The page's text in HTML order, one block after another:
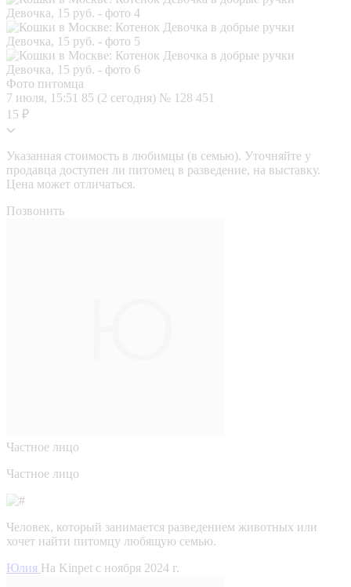
Фото питомца
7 июля, 15:51 85 (2 сегодня) № 128 451
15 ₽
Указанная стоимость в любимцы (в семью). Уточняйте у
продавца доступен ли питомец в разведение, на выставку.
Цена может отличаться.
Позвонить
Частное лицо
Частное лицо
Человек, который занимается разведением животных или
хочет найти питомцу любящую семью.
Юлия На Kinpet c ноября 2024 г.